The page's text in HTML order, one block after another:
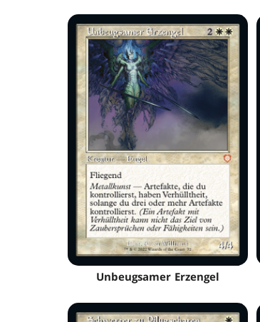
Unbeugsamer Erzengel